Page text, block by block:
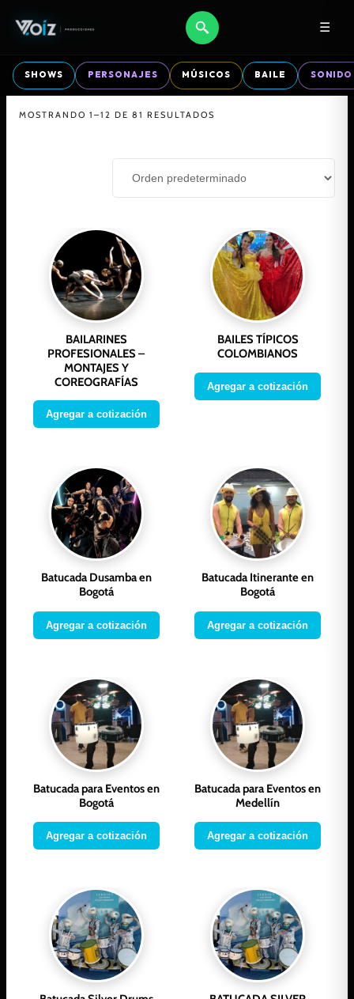
☰
SHOWS PERSONAJES MÚSICOS BAILE SONIDO
MOSTRANDO 1–12 DE 81 RESULTADOS
BAILARINES
PROFESIONALES –
MONTAJES Y
COREOGRAFÍAS
Agregar a cotización
BAILES TÍPICOS
COLOMBIANOS
Agregar a cotización
Batucada Dusamba en
Bogotá
Agregar a cotización
Batucada Itinerante en
Bogotá
Agregar a cotización
Batucada para Eventos en
Bogotá
Agregar a cotización
Batucada para Eventos en
Medellín
Agregar a cotización